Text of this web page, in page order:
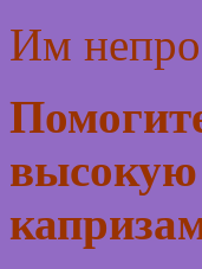
Им
высокую